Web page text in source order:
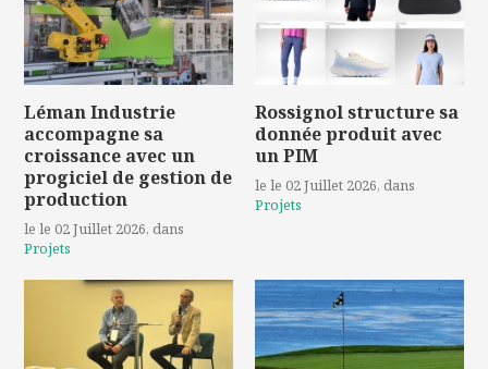
Léman Industrie
accompagne sa
croissance avec un
progiciel de gestion de
production
le le 02 Juillet 2026, dans
Projets
Rossignol structure sa
donnée produit avec
un PIM
le le 02 Juillet 2026, dans
Projets